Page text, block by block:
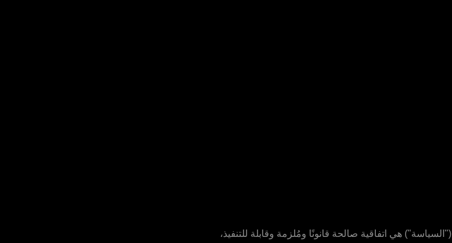
سياسة الإحالة الخاصة بـ Olymptrade ("السياسة") هي اتفاقية صالحة قانونًا ومُلزمة وقابلة للتنفيذ،